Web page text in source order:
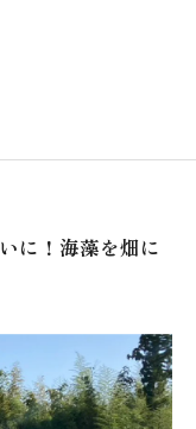
に！海藻を畑に